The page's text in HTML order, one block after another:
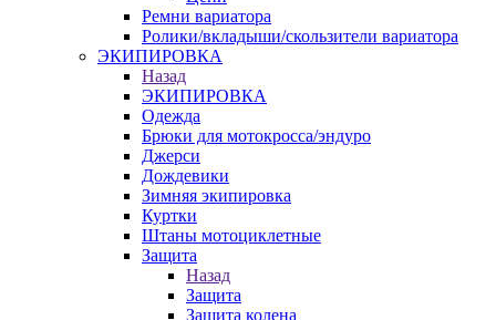
Ремни вариатора
Ролики/вкладыши/скользители вариатора
ЭКИПИРОВКА
Назад
ЭКИПИРОВКА
Одежда
Брюки для мотокросса/эндуро
Джерси
Дождевики
Зимняя экипировка
Куртки
Штаны мотоциклетные
Защита
Назад
Защита
Защита колена